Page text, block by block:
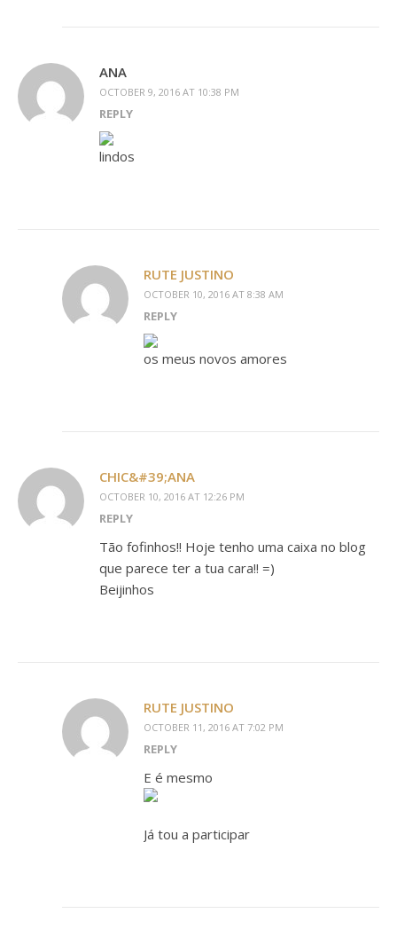
ANA
OCTOBER 9, 2016 AT 10:38 PM
REPLY
lindos
RUTE JUSTINO
OCTOBER 10, 2016 AT 8:38 AM
REPLY
os meus novos amores
CHIC&#39;ANA
OCTOBER 10, 2016 AT 12:26 PM
REPLY
Tão fofinhos!! Hoje tenho uma caixa no blog
que parece ter a tua cara!! =)
Beijinhos
RUTE JUSTINO
OCTOBER 11, 2016 AT 7:02 PM
REPLY
E é mesmo
Já tou a participar